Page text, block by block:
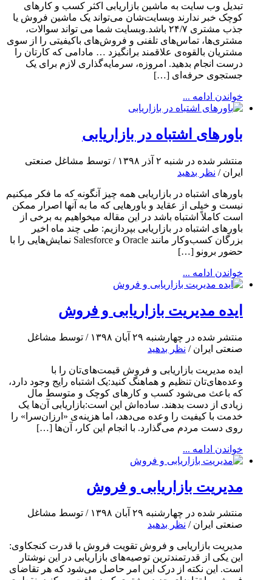
تبدیل وب سایت به ماشین بازاریابی اکثر کسب و کارهای
کوچک خبر ندارند وبسایت‌شان می‌تواند یک ماشین فروش یا
جذب مشتری ۲۴/۷ باشد.وبسایت شما می تواند سوالات،
مشتری‌ها، تماس‌های تلفنی و فروش‌های باکیفیتی را از سوی
مشتریان بالقوه‌ی علاقمند برانگیزد … مادامی که کارتان را
درست انجام بدهید. امروزه، سرمایه‌گذاری لازم برای یک
جستجوی حرفه‌ای […]
خواندن ادامه ...
باورهای اشتباه در بازاریابی
منتشر شده در شنبه ۲ آذر ۱۳۹۸ / توسط مشاغل صنعتی
ایران / نظر بدهید
باورهای اشتباه در بازاریابی همه چیز آنگونه که ما فکر میکنیم
نیست و خیلی از عقاید و باورهایی که ما به آنها اصرار ممکن
است کاملاً اشتباه باشد در این مقاله میخواهیم به برخی از
باورهای اشتباه در بازاریابی بپردازیم: طی چند ماه اخیر
بزرگان کسب‌وکار مانند Oracle و Salesforce نمایش‌هایی را با
حضور برونو […]
خواندن ادامه ...
ایده مدیریت بازاریابی و فروش
منتشر شده در چهارشنبه ۲۹ آبان ۱۳۹۸ / توسط مشاغل
صنعتی ایران / نظر بدهید
ایده مدیریت بازاریابی و فروش قیمت‌های‌تان را با
وعده‌های‌تان تنظیم و هماهنگ کنید:یک اشتباه رایج وجود دارد،
که باعث می‌شود کسب و کارهای کوچک و متوسط مال
زیادی از دست بدهند. ساده‌اش این است:بازاریابی آن‌ها یک
خدمت با کیفیت را وعده می‌دهد، اما هزینه‌ی «ارزان‌سرا» را
روی دست مردم می‌گذارد. با انجام این کار، آن‌ها […]
خواندن ادامه ...
مدیریت بازاریابی و فروش
منتشر شده در چهارشنبه ۲۹ آبان ۱۳۹۸ / توسط مشاغل
صنعتی ایران / نظر بدهید
مدیریت بازاریابی و فروش تقویت فروش با قدرت کنجکاوی:
این یکی از قدرتمندترین توصیه‌های بازاریابی در این نوشتار
است. این نکته از درک این امر حاصل می‌شود که هر تقاضای